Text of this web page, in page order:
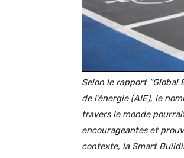
Selon le rapport “Global
de l’énergie (AIE), le
travers le monde
encourageantes et
contexte, la Smart